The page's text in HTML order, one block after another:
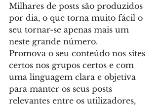
Milhares de posts são produzidos
por dia, o que torna muito fácil o
seu tornar-se apenas mais um
neste grande número.
Promova o seu conteúdo nos sites
certos nos grupos certos e com
uma linguagem clara e objetiva
para manter os seus posts
relevantes entre os utilizadores,